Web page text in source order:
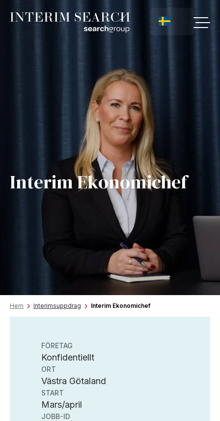
Interim Ekonomichef
Hem Interimsuppdrag Interim Ekonomichef
FÖRETAG
Konfidentiellt
ORT
Västra Götaland
START
Mars/april
JOBB-ID